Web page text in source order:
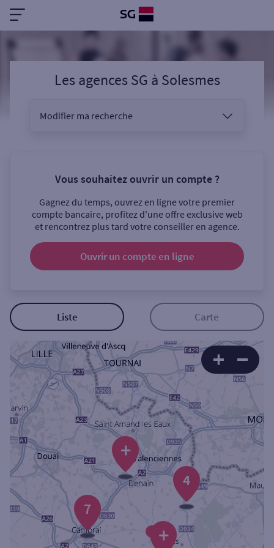
Les agences SG à Solesmes
Modifier ma recherche
Sélectionnez votre recherche
Ouverte le samedi
Coffre-fort
Autour de moi
ou
Ville / Code postal
Rue
Rechercher
Vous souhaitez ouvrir un compte ?
Gagnez du temps, ouvrez en ligne votre premier
compte bancaire, profitez d'une offre exclusive web
et rencontrez plus tard votre conseiller en agence.
Ouvrir un compte en ligne
Liste Carte
7
+
4
+